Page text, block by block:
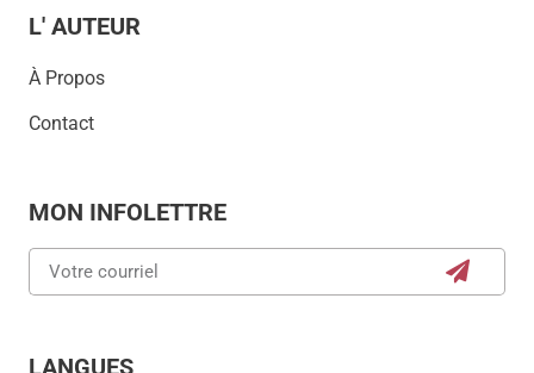
L' AUTEUR
À Propos
Contact
MON INFOLETTRE
LANGUES